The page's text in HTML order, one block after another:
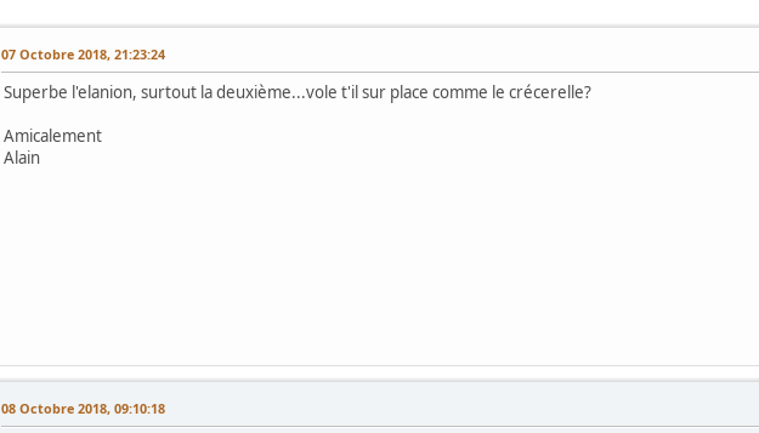
07 Octobre 2018, 21:23:24
Superbe l'elanion, surtout la deuxième...vole t'il sur place comme le crécerelle?
Amicalement
Alain
08 Octobre 2018, 09:10:18